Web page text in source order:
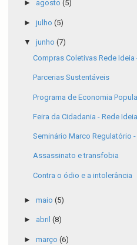
► agosto (5)
► julho (5)
▼ junho (7)
Compras Coletivas Rede Ideia
Parcerias Sustentáveis
Programa de Economia
Feira da Cidadania - Rede Ideia
Seminário Marco Regulatório
Assassinato e transfobia
Contra o ódio e a intolerância
► maio (5)
► abril (8)
► março (6)